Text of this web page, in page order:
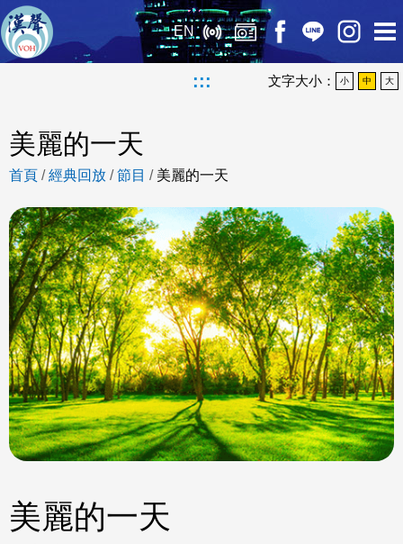
EN
::: 文字大小： 小 中 大
美麗的一天
首頁 /經典回放 /節目 / 美麗的一天
美麗的一天